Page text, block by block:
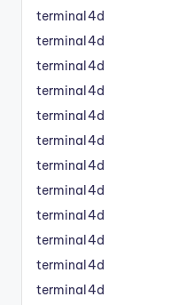
terminal4d
terminal4d
terminal4d
terminal4d
terminal4d
terminal4d
terminal4d
terminal4d
terminal4d
terminal4d
terminal4d
terminal4d